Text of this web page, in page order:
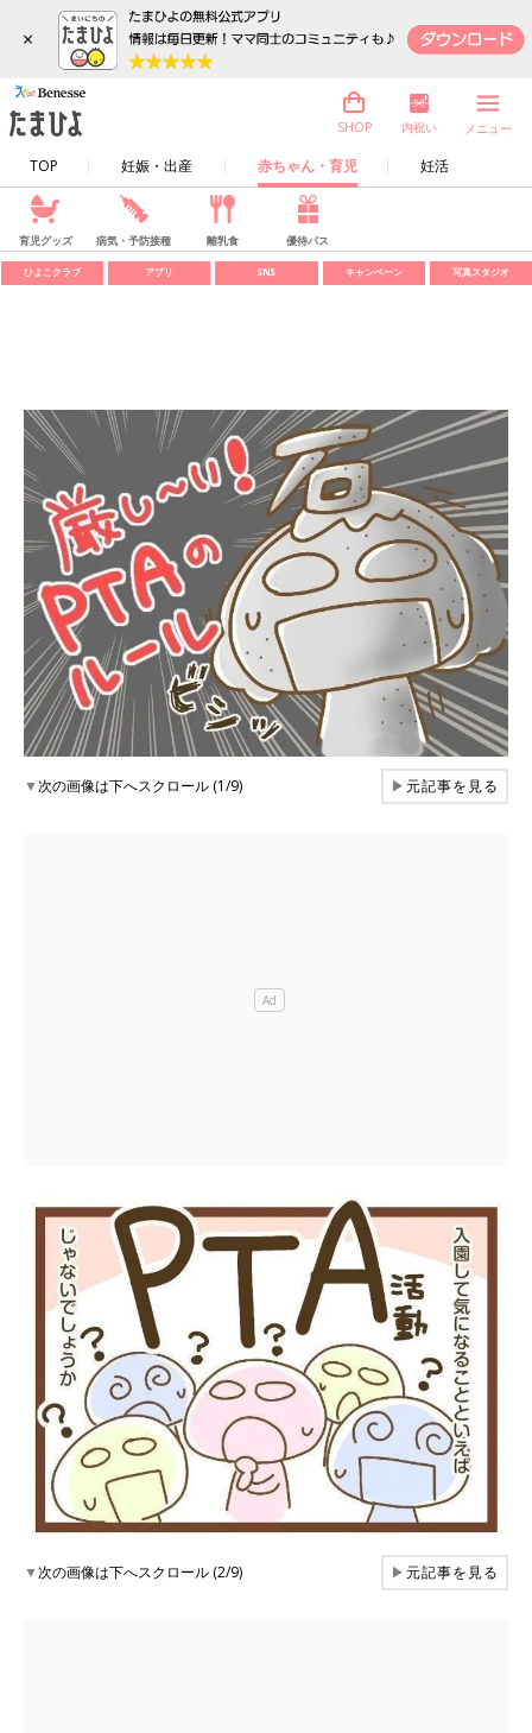
×
TOP 妊娠・出産 赤ちゃん・育児 妊活
SHOP 内祝い メニュー
育児グッズ 病気・予防接種 離乳食 優待パス
ひよこクラブ アプリ SNS キャンペーン 写真スタジオ
▼次の画像は下へスクロール (1/9) ▶元記事を見る
▼次の画像は下へスクロール (2/9) ▶元記事を見る